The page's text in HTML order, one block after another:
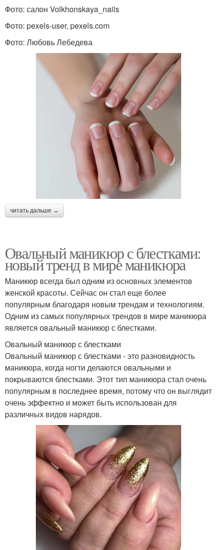
Фото: салон Volkhonskaya_nails
Фото: pexels-user, pexels.com
Фото: Любовь Лебедева
читать дальше →
Овальный маникюр с блестками:
новый тренд в мире маникюра
Маникюр всегда был одним из основных элементов
женской красоты. Сейчас он стал еще более
популярным благодаря новым трендам и технологиям.
Одним из самых популярных трендов в мире маникюра
является овальный маникюр с блестками.
Овальный маникюр с блестками
Овальный маникюр с блестками - это разновидность
маникюра, когда ногти делаются овальными и
покрываются блестками. Этот тип маникюра стал очень
популярным в последнее время, потому что он выглядит
очень эффектно и может быть использован для
различных видов нарядов.